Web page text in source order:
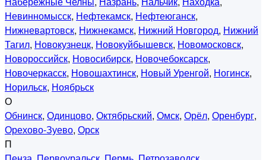
Невинномысск, Нефтекамск, Нефтеюганск,
Нижневартовск, Нижнекамск, Нижний Новгород, Нижний
Тагил, Новокузнецк, Новокуйбышевск, Новомосковск,
Новороссийск, Новосибирск, Новочебоксарск,
Новочеркасск, Новошахтинск, Новый Уренгой, Ногинск,
Норильск, Ноябрьск
О
Обнинск, Одинцово, Октябрьский, Омск, Орёл, Оренбург,
Орехово-Зуево, Орск
П